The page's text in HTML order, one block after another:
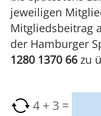
jeweiligen
Mitgliedsbeitrag
der Hamburger
1280 1370 66zu
4 + 3 =